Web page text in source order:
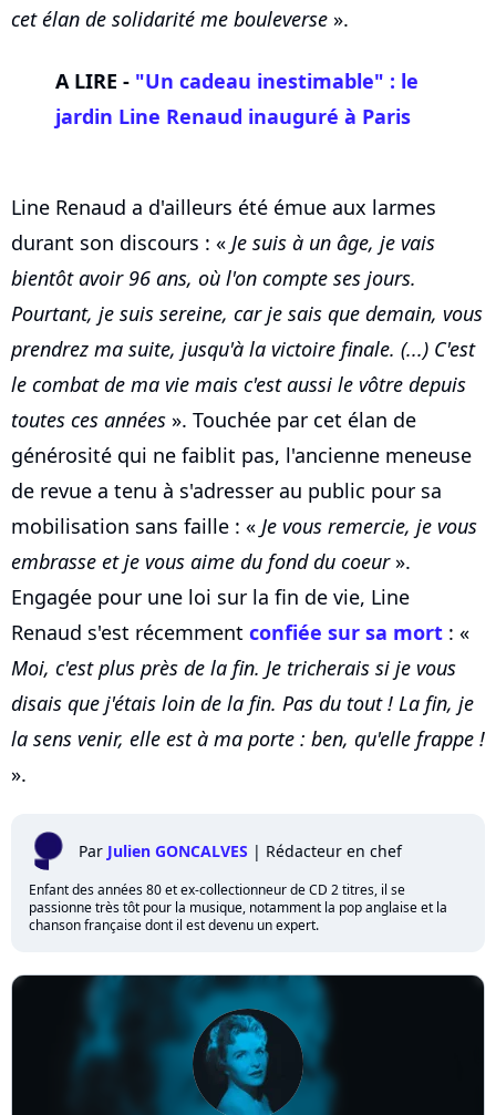
cet élan de solidarité me bouleverse ».
A LIRE - "Un cadeau inestimable" : le
jardin Line Renaud inauguré à Paris
Line Renaud a d'ailleurs été émue aux larmes
durant son discours : « Je suis à un âge, je vais
bientôt avoir 96 ans, où l'on compte ses jours.
Pourtant, je suis sereine, car je sais que demain, vous
prendrez ma suite, jusqu'à la victoire finale. (...) C'est
le combat de ma vie mais c'est aussi le vôtre depuis
toutes ces années ». Touchée par cet élan de
générosité qui ne faiblit pas, l'ancienne meneuse
de revue a tenu à s'adresser au public pour sa
mobilisation sans faille : « Je vous remercie, je vous
embrasse et je vous aime du fond du coeur».
Engagée pour une loi sur la fin de vie, Line
Renaud s'est récemment confiée sur sa mort : «
Moi, c'est plus près de la fin. Je tricherais si je vous
disais que j'étais loin de la fin. Pas du tout ! La fin, je
la sens venir, elle est à ma porte : ben, qu'elle frappe !
».
Par Julien GONCALVES | Rédacteur en chef
Enfant des années 80 et ex-collectionneur de CD 2 titres, il se
passionne très tôt pour la musique, notamment la pop anglaise et la
chanson française dont il est devenu un expert.